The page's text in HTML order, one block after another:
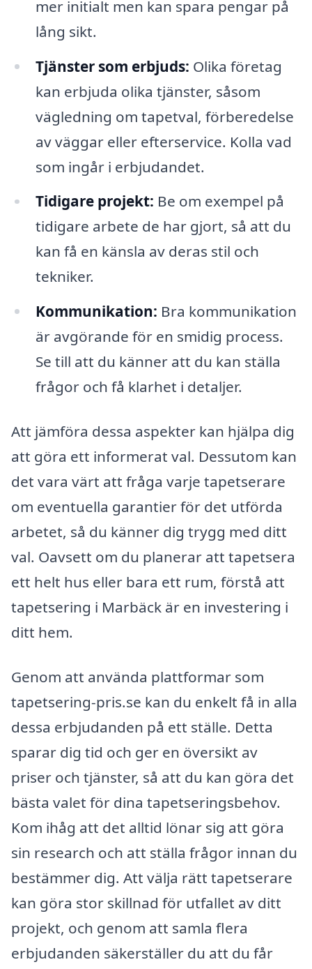
mer initialt men kan spara pengar på
lång sikt.
Tjänster som erbjuds: Olika företag
kan erbjuda olika tjänster, såsom
vägledning om tapetval, förberedelse
av väggar eller efterservice. Kolla vad
som ingår i erbjudandet.
Tidigare projekt: Be om exempel på
tidigare arbete de har gjort, så att du
kan få en känsla av deras stil och
tekniker.
Kommunikation: Bra kommunikation
är avgörande för en smidig process.
Se till att du känner att du kan ställa
frågor och få klarhet i detaljer.
Att jämföra dessa aspekter kan hjälpa dig
att göra ett informerat val. Dessutom kan
det vara värt att fråga varje tapetserare
om eventuella garantier för det utförda
arbetet, så du känner dig trygg med ditt
val. Oavsett om du planerar att tapetsera
ett helt hus eller bara ett rum, förstå att
tapetsering i Marbäck är en investering i
ditt hem.
Genom att använda plattformar som
tapetsering-pris.se kan du enkelt få in alla
dessa erbjudanden på ett ställe. Detta
sparar dig tid och ger en översikt av
priser och tjänster, så att du kan göra det
bästa valet för dina tapetseringsbehov.
Kom ihåg att det alltid lönar sig att göra
sin research och att ställa frågor innan du
bestämmer dig. Att välja rätt tapetserare
kan göra stor skillnad för utfallet av ditt
projekt, och genom att samla flera
erbjudanden säkerställer du att du får